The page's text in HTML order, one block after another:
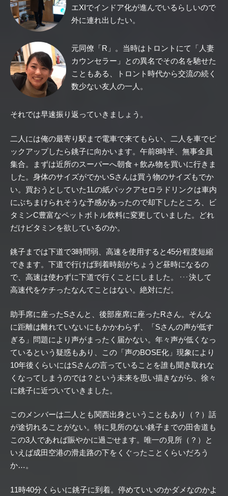
エXIでインドア化が進んでいるらしいので
外に連れ出したい。
元同僚「R」。当時はトロントにて「人妻
カウンセラー」との異名でその名を馳せた
こともある、トロント時代から交流の続く
数少ない友人の一人。
それでは早速振り返っていきましょう。
二人には俺の最寄り駅まで電車で来てもらい、二人を車でピ
ックアップしたら銚子に向かいます。午前8時半、無事全員
集合。まずは近所のスーパーへ朝食＋飲み物を買いに行きま
した。身体のサイズがでかいSさんは買う物のサイズもでか
い。買おうとしていた1Lの紙パックアセロラドリンクは車内
にぶちまけられそうな予感があったので却下したところ、ビ
タミンC豊富なペットボトル飲料に変更していました。どれ
だけビタミンを欲しているのか。
銚子までは下道で3時間弱、高速を使用すると45分程度短縮
できます。下道で行けば到着時刻がちょうど昼時になるの
で、高速は使わずに下道で行くことにしました。
・・・ 決して
高速代をケチったなんてことはない。絶対にだ。
助手席に座ったSさんと、後部座席に座ったRさん。そんな
に距離は離れていないにもかかわらず、「Sさんの声が低す
ぎる」問題により声がまったく届かない。年々声が低くなっ
ているという疑惑もあり、この「声のBOSE化」現象により
10年後くらいにはSさんの言っていることを誰も聞き取れな
くなってしまうのでは？という未来を思い描きながら、徐々
に銚子に近づいていきました。
このメンバーは二人とも関西出身ということもあり（？）話
が途切れることがない。特に見所のない銚子までの田舎道も
この3人であれば賑やかに過ごせます。唯一の見所（？）と
いえば成田空港の滑走路の下をくぐったことくらいだろう
か…。
11時40分くらいに銚子に到着。停めていいのかダメなのかよ